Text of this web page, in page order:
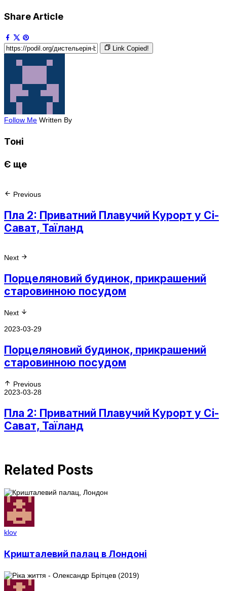
Share Article
Link Copied!
Follow Me Written By
Тоні
Є ще
Previous
Пла 2: Приватний Плавучий Курорт у Сі-
Сават, Таїланд
Next
Порцеляновий будинок, прикрашений
старовинною посудом
Next
2023-03-29
Порцеляновий будинок, прикрашений
старовинною посудом
Previous
2023-03-28
Пла 2: Приватний Плавучий Курорт у Сі-
Сават, Таїланд
Related Posts
klov
Кришталевий палац в Лондоні